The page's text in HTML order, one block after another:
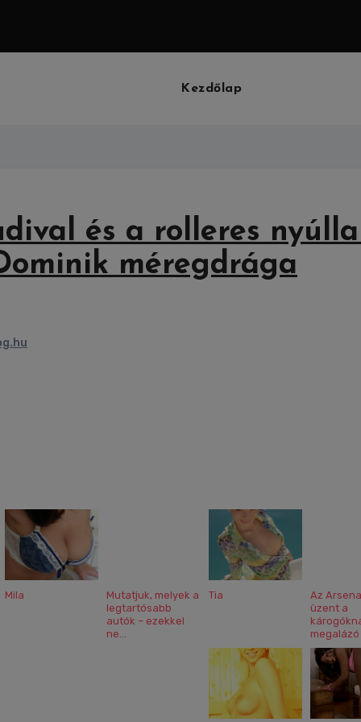
Kezdőlap
és a rolleres
méregdrága
Mila
Mutatjuk, melyek a
legtartósabb
autók – ezekkel
ne...
Tia
Az
üzent a
megalázó